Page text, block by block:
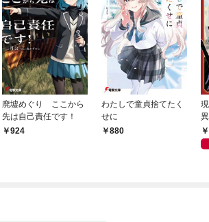
廃墟めぐり ここから
先は自己責任です！
924
わたしで童貞捨てたく
せに
880